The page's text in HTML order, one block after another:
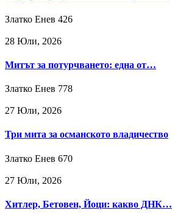
Златко Енев 426
28 Юли, 2026
Митът за потурчването: една от…
Златко Енев 778
27 Юли, 2026
Три мита за османското владичество
Златко Енев 670
27 Юли, 2026
Хитлер, Бетовен, Йоци: какво ДНК…